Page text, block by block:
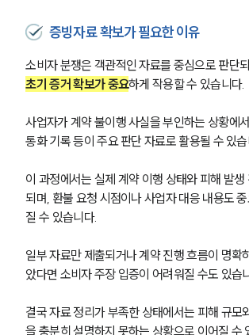
증빙자료 확보가 필요한 이유
소비자 분쟁은 객관적인 자료를 중심으로 판단
초기 증거 확보가 중요하게 작용할 수 있습니다.
사업자가 계약 불이행 사실을 부인하는 상황에
통화 기록 등이 주요 판단 자료로 활용될 수 있습
이 과정에서는 실제 계약 이행 상태와 피해 발생
되며, 환불 요청 시점이나 사업자 대응 내용도
질 수 있습니다.
일부 자료만 제출되거나 계약 진행 흐름이 명확
았다면 소비자 주장 입증이 어려워질 수도 있습
결국 자료 정리가 부족한 상태에서는 피해 규모
을 충분히 설명하지 못하는 상황으로 이어질 수